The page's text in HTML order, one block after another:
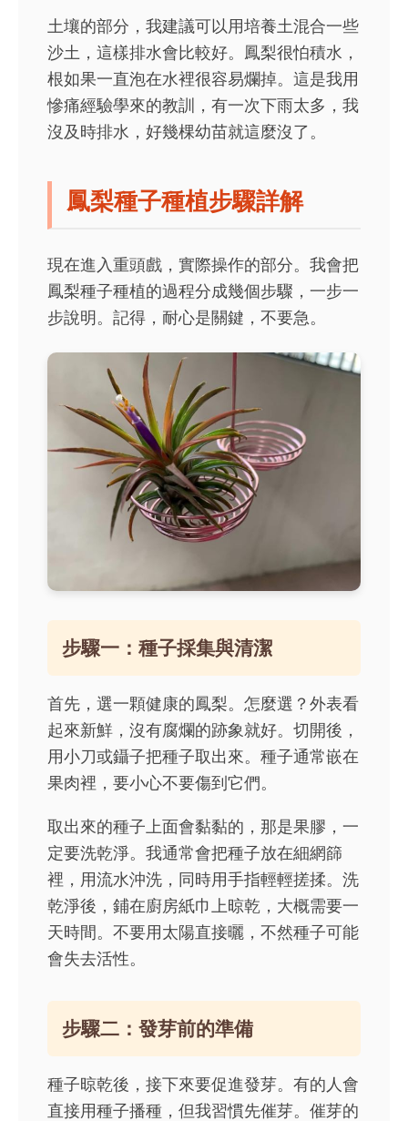
土壤的部分，我建議可以用培養土混合一些
沙土，這樣排水會比較好。鳳梨很怕積水，
根如果一直泡在水裡很容易爛掉。這是我用
慘痛經驗學來的教訓，有一次下雨太多，我
沒及時排水，好幾棵幼苗就這麼沒了。
鳳梨種子種植步驟詳解
現在進入重頭戲，實際操作的部分。我會把
鳳梨種子種植的過程分成幾個步驟，一步一
步說明。記得，耐心是關鍵，不要急。
步驟一：種子採集與清潔
首先，選一顆健康的鳳梨。怎麼選？外表看
起來新鮮，沒有腐爛的跡象就好。切開後，
用小刀或鑷子把種子取出來。種子通常嵌在
果肉裡，要小心不要傷到它們。
取出來的種子上面會黏黏的，那是果膠，一
定要洗乾淨。我通常會把種子放在細網篩
裡，用流水沖洗，同時用手指輕輕搓揉。洗
乾淨後，鋪在廚房紙巾上晾乾，大概需要一
天時間。不要用太陽直接曬，不然種子可能
會失去活性。
步驟二：發芽前的準備
種子晾乾後，接下來要促進發芽。有的人會
直接用種子播種，但我習慣先催芽。催芽的